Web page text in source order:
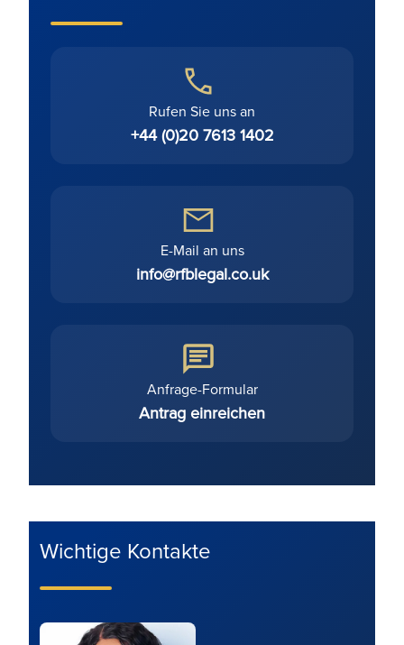
Rufen Sie uns an
+44 (0)20 7613 1402
E-Mail an uns
info@rfblegal.co.uk
Anfrage-Formular
Antrag einreichen
Wichtige Kontakte